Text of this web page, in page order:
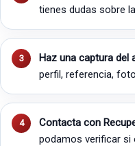
tienes dudas sobre
Haz una captura del
perfil, referencia,
Contacta con
podamos verificar si